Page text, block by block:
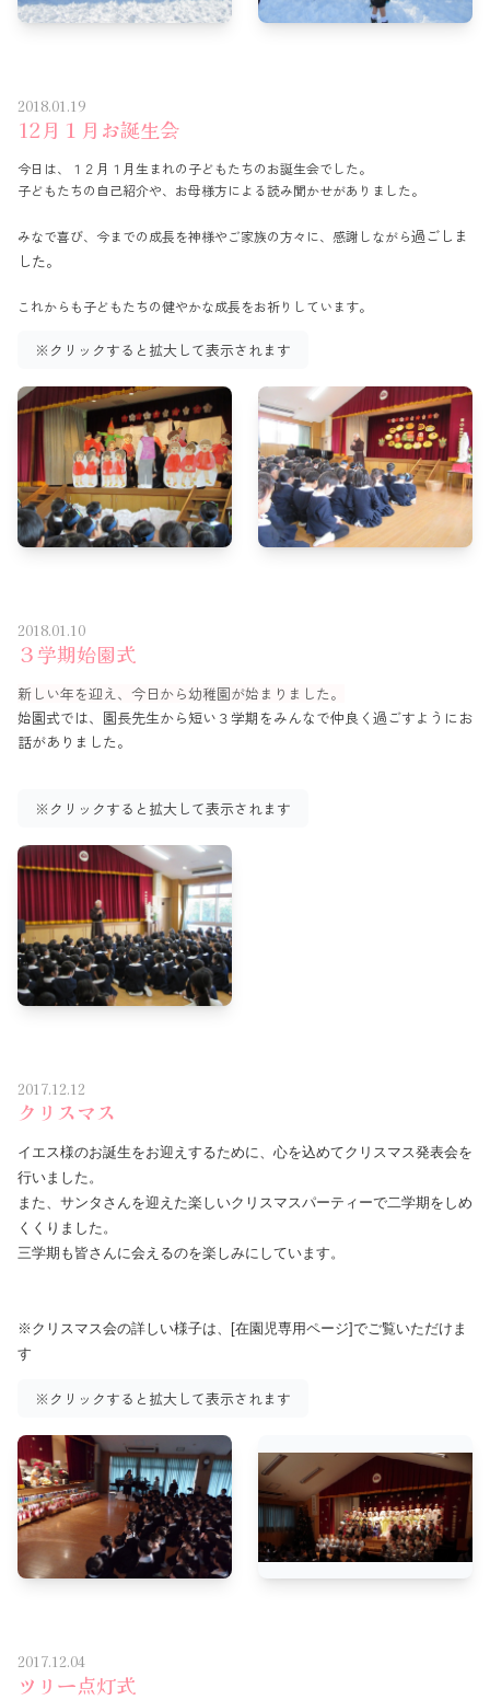
2018.01.19
12月１月お誕生会
今日は、１２月１月生まれの子どもたちのお誕生会でした。
子どもたちの自己紹介や、お母様方による読み聞かせがありました。
みなで喜び、今までの成長を神様やご家族の方々に、感謝しながら過ごしま
した。
これからも子どもたちの健やかな成長をお祈りしています。
※クリックすると拡大して表示されます
2018.01.10
３学期始園式
新しい年を迎え、今日から幼稚園が始まりました。
始園式では、園長先生から短い３学期をみんなで仲良く過ごすようにお
話がありました。
※クリックすると拡大して表示されます
2017.12.12
クリスマス
イエス様のお誕生をお迎えするために、心を込めてクリスマス発表会を
行いました。
また、サンタさんを迎えた楽しいクリスマスパーティーで二学期をしめ
くくりました。
三学期も皆さんに会えるのを楽しみにしています。
※クリスマス会の詳しい様子は、[在園児専用ページ]でご覧いただけま
す
※クリックすると拡大して表示されます
2017.12.04
ツリー点灯式